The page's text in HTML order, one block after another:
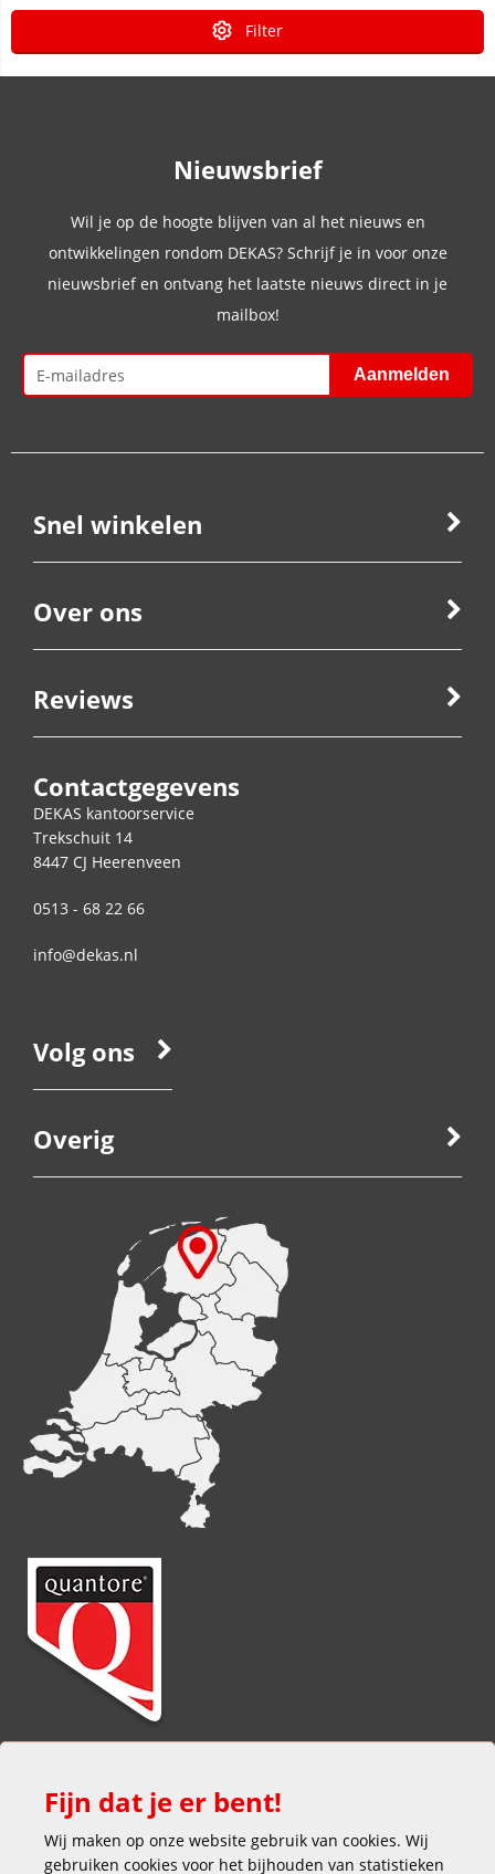
Filter
Nieuwsbrief
Wil je op de hoogte blijven van al het nieuws en
ontwikkelingen rondom DEKAS? Schrijf je in voor onze
nieuwsbrief en ontvang het laatste nieuws direct in je
mailbox!
Snel winkelen
Over ons
Reviews
Contactgegevens
DEKAS kantoorservice
Trekschuit 14
8447 CJ Heerenveen
0513 - 68 22 66
info@dekas.nl
Volg ons
Overig
Fijn dat je er bent!
Wij maken op onze website gebruik van cookies. Wij
gebruiken cookies voor het bijhouden van statistieken